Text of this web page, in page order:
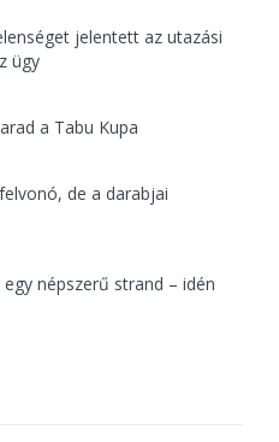
jelentett az utazási
ügy
a Tabu Kupa
de a darabjai
népszerű strand – idén